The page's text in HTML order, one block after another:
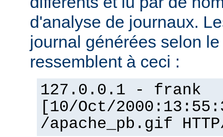
d'analyse de journaux.
journal générées selon
ressemblent à ceci :
127.0.0.1 - frank
[10/Oct/
/apache_pb.gif